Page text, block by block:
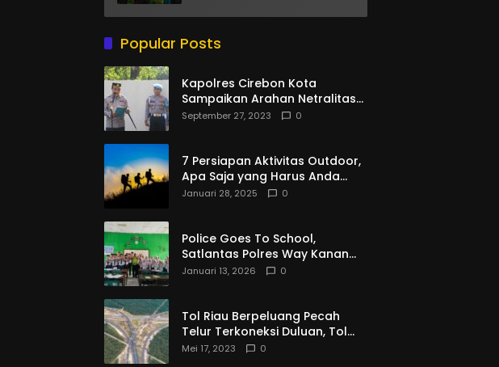
Saing
Popular Posts
Kapolres Cirebon Kota
Sampaikan Arahan Netralitas
Anggota Polri Dalam Tahun
September 27, 2023 0
7 Persiapan Aktivitas Outdoor,
Apa Saja yang Harus Anda
Siapkan?
Januari 28, 2025 0
Police Goes To School,
Satlantas Polres Way Kanan
Lakukan Binluh di SMPN 01
Januari 13, 2026 0
Tol Riau Berpeluang Pecah
Telur Terkoneksi Duluan, Tol
Jambi Sumbar – PKU dan
Mei 17, 2023 0